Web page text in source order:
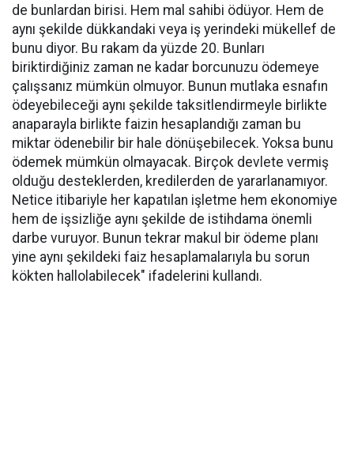
de bunlardan birisi. Hem mal sahibi ödüyor. Hem de
aynı şekilde dükkandaki veya iş yerindeki mükellef de
bunu diyor. Bu rakam da yüzde 20. Bunları
biriktirdiğiniz zaman ne kadar borcunuzu ödemeye
çalışsanız mümkün olmuyor. Bunun mutlaka esnafın
ödeyebileceği aynı şekilde taksitlendirmeyle birlikte
anaparayla birlikte faizin hesaplandığı zaman bu
miktar ödenebilir bir hale dönüşebilecek. Yoksa bunu
ödemek mümkün olmayacak. Birçok devlete vermiş
olduğu desteklerden, kredilerden de yararlanamıyor.
Netice itibariyle her kapatılan işletme hem ekonomiye
hem de işsizliğe aynı şekilde de istihdama önemli
darbe vuruyor. Bunun tekrar makul bir ödeme planı
yine aynı şekildeki faiz hesaplamalarıyla bu sorun
kökten hallolabilecek" ifadelerini kullandı.